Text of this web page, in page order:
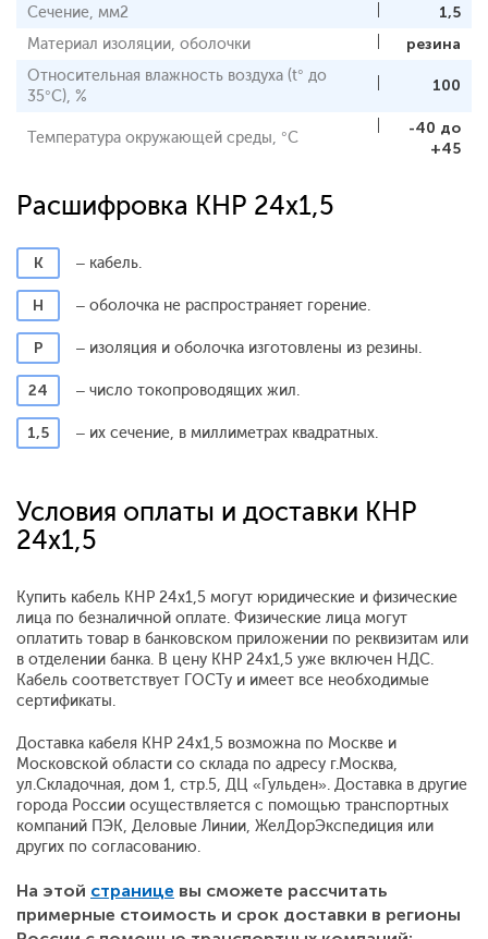
Сечение, мм2
1,5
Материал изоляции, оболочки
резина
Относительная влажность воздуха (t° до
35°С), %
100
Температура окружающей среды, °С
-40 до
+45
Расшифровка КНР 24x1,5
К – кабель.
Н – оболочка не распространяет горение.
Р – изоляция и оболочка изготовлены из резины.
24 – число токопроводящих жил.
1,5 – их сечение, в миллиметрах квадратных.
Условия оплаты и доставки КНР
24x1,5
Купить кабель КНР 24x1,5 могут юридические и физические
лица по безналичной оплате. Физические лица могут
оплатить товар в банковском приложении по реквизитам или
в отделении банка. В цену КНР 24x1,5 уже включен НДС.
Кабель соответствует ГОСТу и имеет все необходимые
сертификаты.
Доставка кабеля КНР 24x1,5 возможна по Москве и
Московской области со склада по адресу г.Москва,
ул.Складочная, дом 1, стр.5, ДЦ «Гульден». Доставка в другие
города России осуществляется с помощью транспортных
компаний ПЭК, Деловые Линии, ЖелДорЭкспедиция или
других по согласованию.
На этой странице вы сможете рассчитать
примерные стоимость и срок доставки в регионы